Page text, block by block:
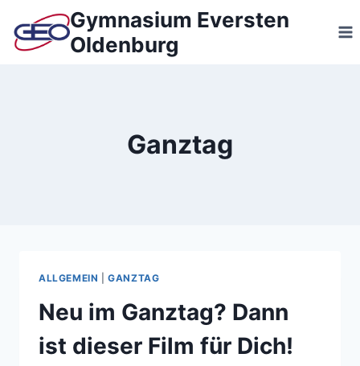
Inhalt
springen
Gymnasium Eversten
Oldenburg
Ganztag
ALLGEMEIN |GANZTAG
Neu im Ganztag? Dann
ist dieser Film für Dich!